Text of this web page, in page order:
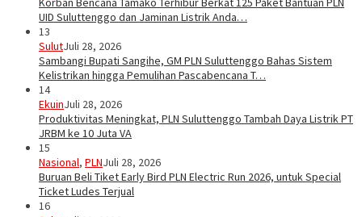
UID Suluttenggo dan Jaminan Listrik Anda…
13
SulutJuli 28, 2026
Sambangi Bupati Sangihe, GM PLN Suluttenggo Bahas Sistem
Kelistrikan hingga Pemulihan Pascabencana T…
14
EkuinJuli 28, 2026
Produktivitas Meningkat, PLN Suluttenggo Tambah Daya Listrik PT
JRBM ke 10 Juta VA
15
Nasional, PLNJuli 28, 2026
Buruan Beli Tiket Early Bird PLN Electric Run 2026, untuk Special
Ticket Ludes Terjual
16